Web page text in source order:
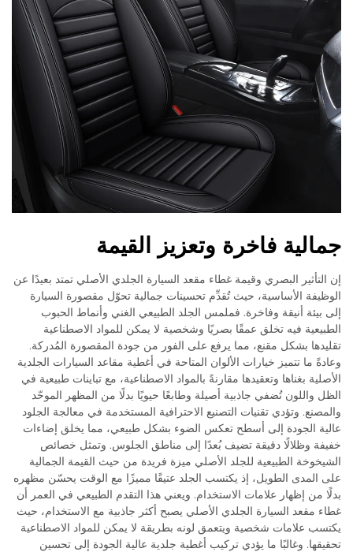
جمالية فاخرة وتعزيز القيمة
إن التأثير البصري وقيمة غطاء مقعد السيارة الجلدي الأصلي تمتد بعيدًا عن
الوظيفة الأساسية، حيث تُقدِّم تحسينات جمالية تحوّل مقصورة السيارة
إلى بيئة أنيقة وفاخرة. فملمس الجلد الطبيعي الغني وأنماط الحبوب
الطبيعية فيه تخلق عمقًا بصريًا وشخصية لا يمكن للمواد الاصطناعية
تقليدها بشكل مقنع، مما يرفع على الفور من جودة المقصورة المُدركة.
وعادةً ما تتميز خيارات الألوان المتاحة في أغطية مقاعد السيارات الجلدية
الأصلية بغناها وتعقيدها مقارنةً بالمواد الاصطناعية، مع تباينات طبيعية في
الظل واللون تُضفي جاذبية أصيلة وطابعًا حيويًا بدلًا من المظهر الموحّد
والمصنع. وتؤدي تقنيات التصنيع الاحترافية المستخدمة في معالجة الجلود
عالية الجودة إلى أسطح تعكس الضوء بشكل طبيعي، مما يخلق إضاءات
خفيفة وظلالًا دقيقة تضيف بُعدًا إلى مناطق الجلوس. وتمثل خصائص
الشيخوخة الطبيعية للجلد الأصلي ميزة فريدة من حيث القيمة الجمالية
على المدى الطويل، إذ يكتسب الجلد عتيقًا مميزًا مع الوقت يحسّن مظهره
بدلًا من إظهار علامات الاستخدام. ويعني هذا التقدم الطبيعي في العمر أن
غطاء مقعد السيارة الجلدي الأصلي يصبح أكثر جاذبية مع الاستخدام، حيث
يكتسب علامات شخصية ويتعمق لونه بطريقة لا يمكن للمواد الاصطناعية
تحقيقها. وغالبًا ما يؤدي تركيب أغطية جلدية عالية الجودة إلى تحسين